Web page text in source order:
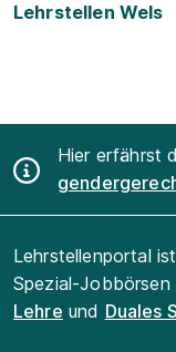
Lehrstellen Wels
Hier erfährst
Lehrstellenportal
Spezial-Jobbörsen
Lehre und Duales